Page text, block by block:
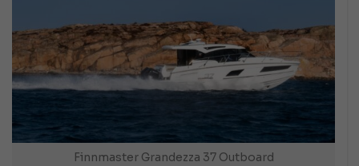
Finnmaster Grandezza 37 Outboard